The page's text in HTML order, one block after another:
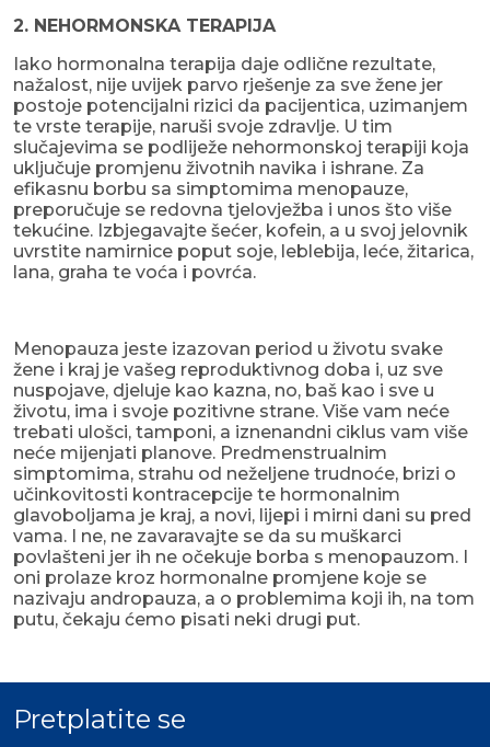
2. NEHORMONSKA TERAPIJA
Iako hormonalna terapija daje odlične rezultate,
nažalost, nije uvijek parvo rješenje za sve žene jer
postoje potencijalni rizici da pacijentica, uzimanjem
te vrste terapije, naruši svoje zdravlje. U tim
slučajevima se podliježe nehormonskoj terapiji koja
uključuje promjenu životnih navika i ishrane. Za
efikasnu borbu sa simptomima menopauze,
preporučuje se redovna tjelovježba i unos što više
tekućine. Izbjegavajte šećer, kofein, a u svoj jelovnik
uvrstite namirnice poput soje, leblebija, leće, žitarica,
lana, graha te voća i povrća.
Menopauza jeste izazovan period u životu svake
žene i kraj je vašeg reproduktivnog doba i, uz sve
nuspojave, djeluje kao kazna, no, baš kao i sve u
životu, ima i svoje pozitivne strane. Više vam neće
trebati ulošci, tamponi, a iznenandni ciklus vam više
neće mijenjati planove. Predmenstrualnim
simptomima, strahu od neželjene trudnoće, brizi o
učinkovitosti kontracepcije te hormonalnim
glavoboljama je kraj, a novi, lijepi i mirni dani su pred
vama. I ne, ne zavaravajte se da su muškarci
povlašteni jer ih ne očekuje borba s menopauzom. I
oni prolaze kroz hormonalne promjene koje se
nazivaju andropauza, a o problemima koji ih, na tom
putu, čekaju ćemo pisati neki drugi put.
Pretplatite se